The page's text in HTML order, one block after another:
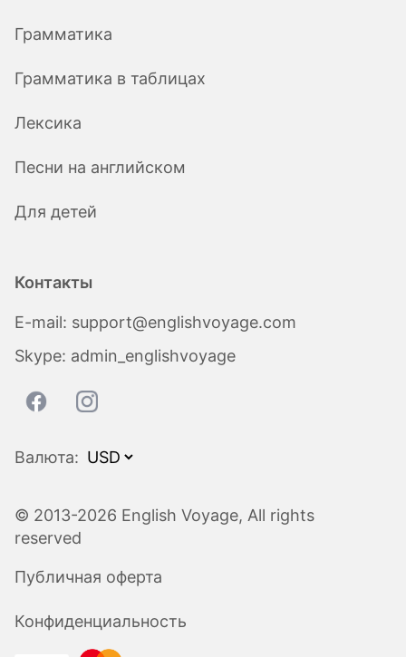
Грамматика
Грамматика в таблицах
Лексика
Песни на английском
Для детей
Контакты
E-mail: support@englishvoyage.com
Skype: admin_englishvoyage
Валюта:
© 2013-2026 English Voyage, All rights
reserved
Публичная оферта
Конфиденциальность